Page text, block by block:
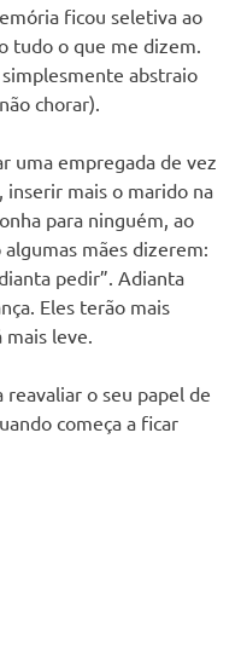
ficou seletiva ao
tudo o que me dizem.
abstraio
chorar).
uma empregada de vez
inserir mais o marido na
para ninguém, ao
mães dizerem:
pedir”. Adianta
Eles terão mais
leve.
o seu papel de
começa a ficar